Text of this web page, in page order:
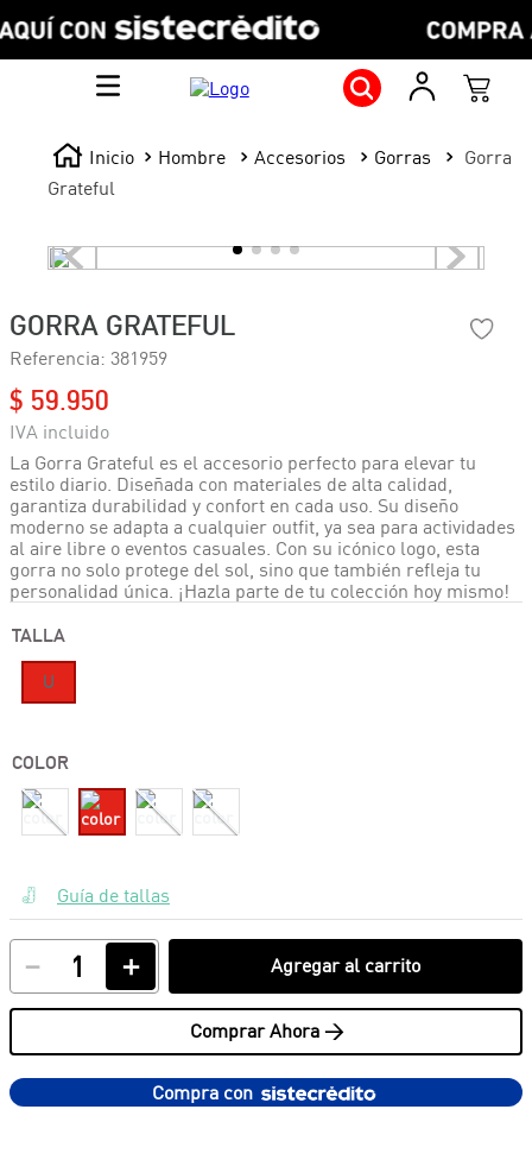
Hombre Accesorios Gorras
Gorra
Grateful
GORRA GRATEFUL
Referencia: 381959
$ 59 950
La Gorra Grateful es el accesorio perfecto para elevar tu
estilo diario. Diseñada con materiales de alta calidad,
garantiza durabilidad y confort en cada uso. Su diseño
moderno se adapta a cualquier outfit, ya sea para actividades
al aire libre o eventos casuales. Con su icónico logo, esta
gorra no solo protege del sol, sino que también refleja tu
personalidad única. ¡Hazla parte de tu colección hoy mismo!
TALLA
U
COLOR
Guía de tallas
＋
－ Agregar al carrito
Comprar Ahora >
Compra con